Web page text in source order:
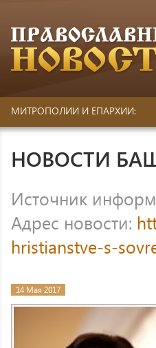
МИТРОПОЛИИ И ЕПАРХИИ:
НОВОСТИ
Источник
Адрес новости:
hristianstve-s-
14 Мая 2017